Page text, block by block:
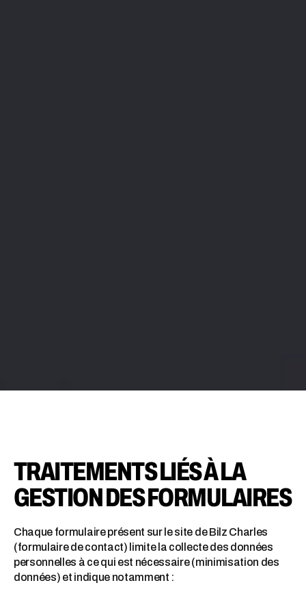
TRAITEMENTS LIÉS À LA
GESTION DES FORMULAIRES
Chaque formulaire présent sur le site de Bilz Charles
(formulaire de contact) limite la collecte des données
personnelles à ce qui est nécessaire (minimisation des
données) et indique notamment :